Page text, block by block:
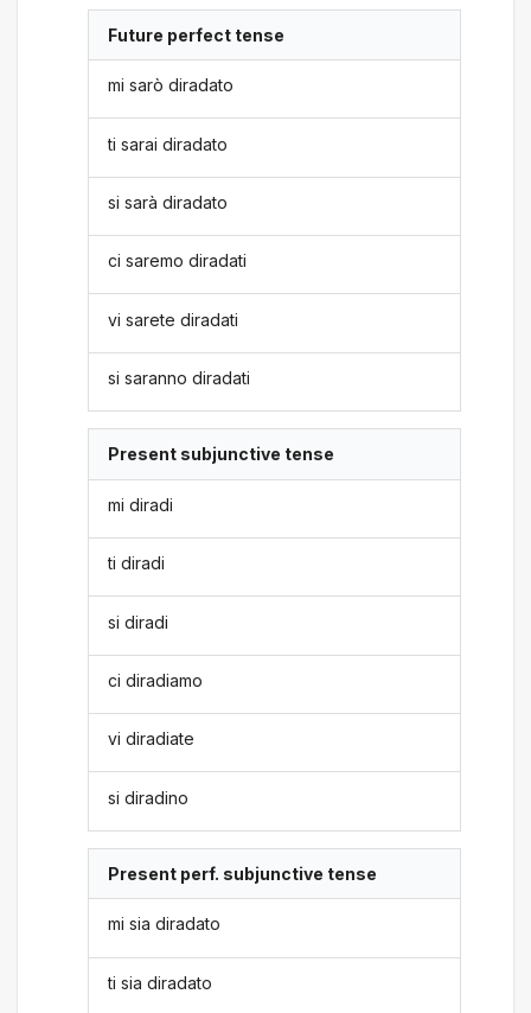
Future perfect tense
mi sarò diradato
ti sarai diradato
si sarà diradato
ci saremo diradati
vi sarete diradati
si saranno diradati
Present subjunctive tense
mi diradi
ti diradi
si diradi
ci diradiamo
vi diradiate
si diradino
Present perf. subjunctive tense
mi sia diradato
ti sia diradato